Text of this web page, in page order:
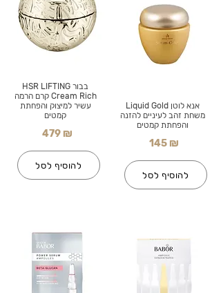
בבור HSR LIFTING
Cream Rich קרם הרמה
עשיר למיצוק והפחתת
קמטים
479 ₪
להוסיף לסל
אנא לוטן Liquid Gold
משחת זהב לעיניים להזנה
והפחתת קמטים
145 ₪
להוסיף לסל